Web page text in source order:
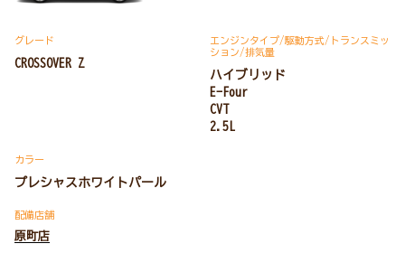
グレード
CROSSOVER Z
エンジンタイプ/駆動方式/ トランスミッ
ション/排気量
ハイブリッド
E-Four
CVT
2.5L
カラー
プレシャスホワイトパール
配備店舗
原町店